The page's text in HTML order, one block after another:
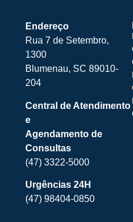
Endereço
Rua 7 de Setembro,
1300
Blumenau, SC 89010-
204
Central de Atendimento
e
Agendamento de
Consultas
(47) 3322-5000
Urgências 24H
(47) 98404-0850